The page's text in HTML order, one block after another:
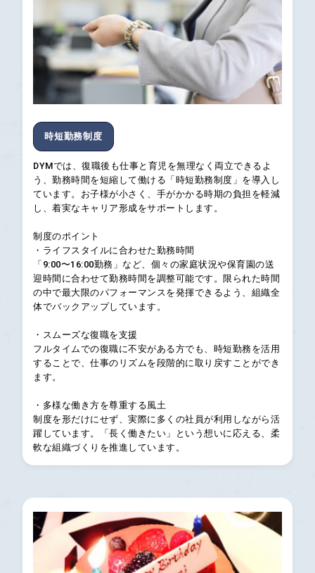
時短勤務制度
DYMでは、復職後も仕事と育児を無理なく両立できるよ
う、勤務時間を短縮して働ける「時短勤務制度」を導入し
ています。お子様が小さく、手がかかる時期の負担を軽減
し、着実なキャリア形成をサポートします。
制度のポイント
・ライフスタイルに合わせた勤務時間
「9:00〜16:00勤務」など、個々の家庭状況や保育園の送
迎時間に合わせて勤務時間を調整可能です。限られた時間
の中で最大限のパフォーマンスを発揮できるよう、組織全
体でバックアップしています。
・スムーズな復職を支援
フルタイムでの復職に不安がある方でも、時短勤務を活用
することで、仕事のリズムを段階的に取り戻すことができ
ます。
・多様な働き方を尊重する風土
制度を形だけにせず、実際に多くの社員が利用しながら活
躍しています。「長く働きたい」という想いに応える、柔
軟な組織づくりを推進しています。